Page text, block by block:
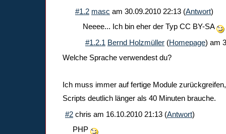
#1.2 masc am 30.09.2010 22:13 (Antwort)
Neeee... Ich bin eher der Typ CC BY-SA
#1.2.1 Bernd Holzmüller (Homepage) am
Welche Sprache verwendest du?
Ich muss immer auf fertige Module
Scripts deutlich länger als 40 Minuten brauche.
#2 chris am 16.10.2010 21:13 (Antwort)
PHP